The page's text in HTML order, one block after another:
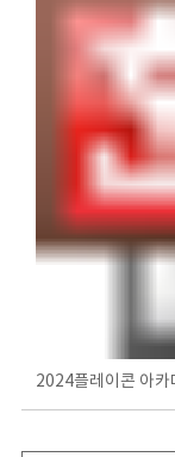
2024플레이콘 아